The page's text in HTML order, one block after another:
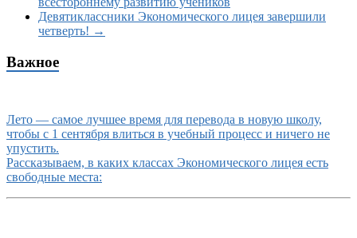
Девятиклассники Экономического лицея завершили
четверть! →
Важное
Лето — самое лучшее время для перевода в новую школу,
чтобы с 1 сентября влиться в учебный процесс и ничего не
упустить.
Рассказываем, в каких классах Экономического лицея есть
свободные места: